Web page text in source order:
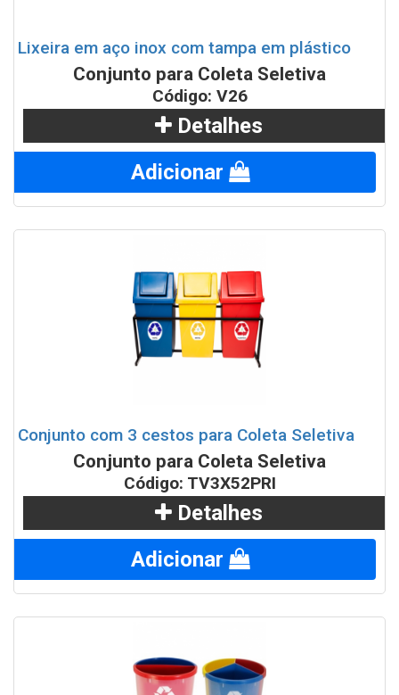
Lixeira em aço inox com tampa em plástico
Conjunto para Coleta Seletiva
Código: V26
Detalhes
Adicionar
Conjunto com 3 cestos para Coleta Seletiva
Conjunto para Coleta Seletiva
Código: TV3X52PRI
Detalhes
Adicionar